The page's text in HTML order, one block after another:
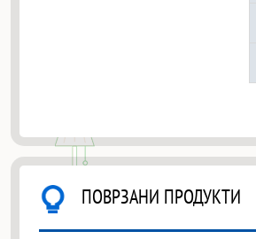
ПОВРЗАНИ ПРОДУКТИ